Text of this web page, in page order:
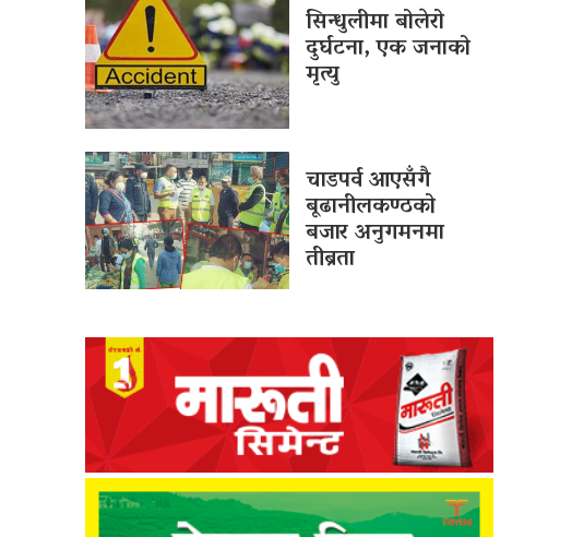
सिन्धुलीमा बोलेरो
दुर्घटना, एक जनाको
मृत्यु
चाडपर्व आएसँगै
बूढानीलकण्ठको
बजार अनुगमनमा
तीब्रता